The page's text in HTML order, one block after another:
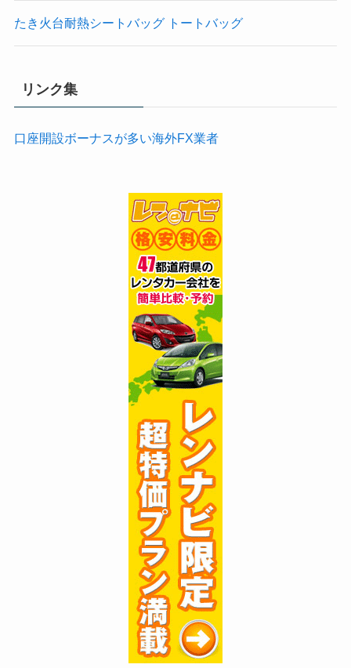
たき火台耐熱シートバッグ トートバッグ
リンク集
口座開設ボーナスが多い海外FX業者